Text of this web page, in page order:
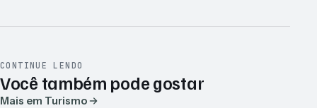
CONTINUE LENDO
Você também pode gostar
Mais em Turismo